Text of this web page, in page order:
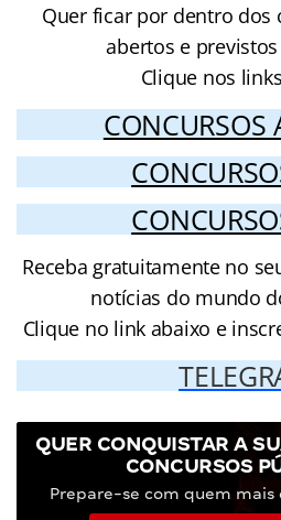
Quer ficar por dentro dos
abertos e
Clique nos
CONCURSOS
Receba gratuitamente no
notícias do mundo
Clique no link abaixo e
QUER CONQUISTAR A
CONCURSOS
Prepare-se com quem mais